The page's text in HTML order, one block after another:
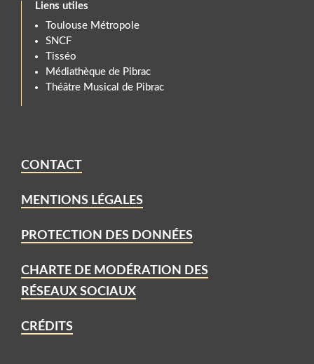
Liens utiles
Toulouse Métropole
SNCF
Tisséo
Médiathèque de Pibrac
Théâtre Musical de Pibrac
CONTACT
MENTIONS LÉGALES
PROTECTION DES DONNÉES
CHARTE DE MODÉRATION DES
RÉSEAUX SOCIAUX
CRÉDITS